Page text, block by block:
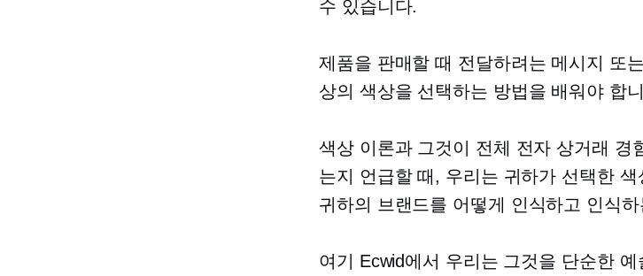
수 있습니다.
제품을 판매할 때 전달하려는 메시지 또
상의 색상을 선택하는 방법을 배워야 합
색상 이론과 그것이 전체 전자 상거래 경
는지 언급할 때, 우리는 귀하가 선택한 색
귀하의 브랜드를 어떻게 인식하고 인식
여기 Ecwid에서 우리는 그것을 단순한